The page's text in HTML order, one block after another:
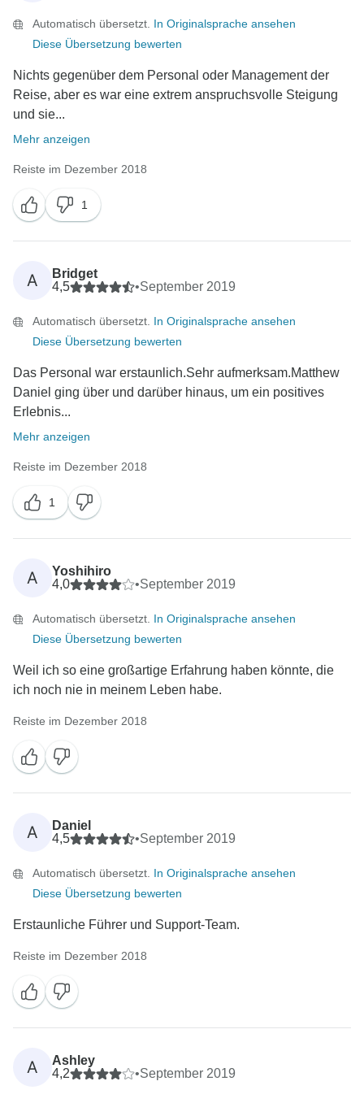
Automatisch übersetzt. In Originalsprache ansehen
Diese Übersetzung bewerten
Nichts gegenüber dem Personal oder Management der
Reise, aber es war eine extrem anspruchsvolle Steigung
und sie...
Mehr anzeigen
Reiste im Dezember 2018
1
A
Bridget
4,5
•September 2019
Automatisch übersetzt. In Originalsprache ansehen
Diese Übersetzung bewerten
Das Personal war erstaunlich.Sehr aufmerksam.Matthew
Daniel ging über und darüber hinaus, um ein positives
Erlebnis...
Mehr anzeigen
Reiste im Dezember 2018
1
A
Yoshihiro
4,0
•September 2019
Automatisch übersetzt. In Originalsprache ansehen
Diese Übersetzung bewerten
Weil ich so eine großartige Erfahrung haben könnte, die
ich noch nie in meinem Leben habe.
Reiste im Dezember 2018
A
Daniel
4,5
•September 2019
Automatisch übersetzt. In Originalsprache ansehen
Diese Übersetzung bewerten
Erstaunliche Führer und Support-Team.
Reiste im Dezember 2018
A
Ashley
4,2
•September 2019